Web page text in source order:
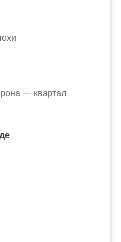
— квартал